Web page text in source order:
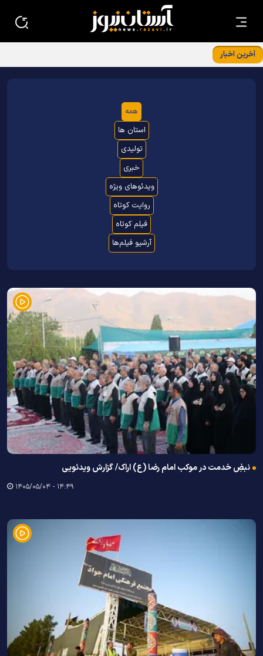
آخرین اخبار
استان‌ها در بنیادپژوهش های استان قدس رضوی
همه
استان ها
تولیدی
خبری
ویدئوهای ویژه
روایت کوتاه
فیلم کوتاه
آرشیو فیلم‌ها
نبضِ خدمت در موکب امام رضا (ع) اراک/ گزارش ویدئویی
۱۴:۴۹ - ۱۴۰۵/۰۵/۰۴